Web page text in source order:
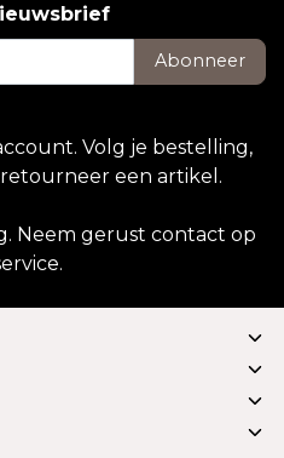
Abonneer
Volg je bestelling,
een artikel.
Neem gerust contact op